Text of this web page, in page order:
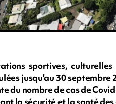
sportives,
jusqu'au 30
du nombre de cas de
la sécurité et la santé